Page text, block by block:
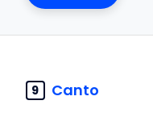
9 Canto